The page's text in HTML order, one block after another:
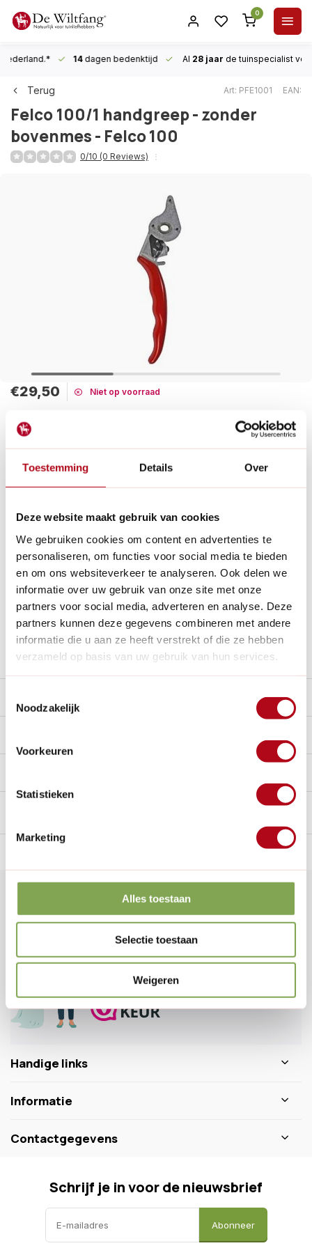
Toestemming Details Over
Deze website maakt gebruik van cookies
We gebruiken cookies om content en advertenties te
personaliseren, om functies voor social media te bieden
en om ons websiteverkeer te analyseren. Ook delen we
informatie over uw gebruik van onze site met onze
partners voor social media, adverteren en analyse. Deze
partners kunnen deze gegevens combineren met andere
informatie die u aan ze heeft verstrekt of die ze hebben
verzameld op basis van uw gebruik van hun services.
Noodzakelijk
Voorkeuren
Statistieken
Marketing
Alles toestaan
Selectie toestaan
Weigeren
0
14dagen bedenktijd Al 28 jaar de tuinspecialist
Terug Art: PFE1001 EAN:
Felco100/1 handgreep - zonder
bovenmes - Felco 100
0/10 (0 Reviews)
€29,50 Niet op voorraad
Maak een keuze:
Lees meer
Betaal achteraf met Riverty.
Gratis verzendenvanaf € 60 in België en Nederland.*
14dagen bedenktijd
Al28 jaarde tuinspecialist voor tuinliefhebbers
Nieuw:Haal je bestelling in Wilnis bij ons op!
Stel een vraag over dit product
de tuinspecialist
Klantenservice
Veelgestelde vragen
0346 218 111
info@dewiltfang.nl
+31 640511932
Handige links
Informatie
Contactgegevens
Schrijf je in voor de nieuwsbrief
Abonneer